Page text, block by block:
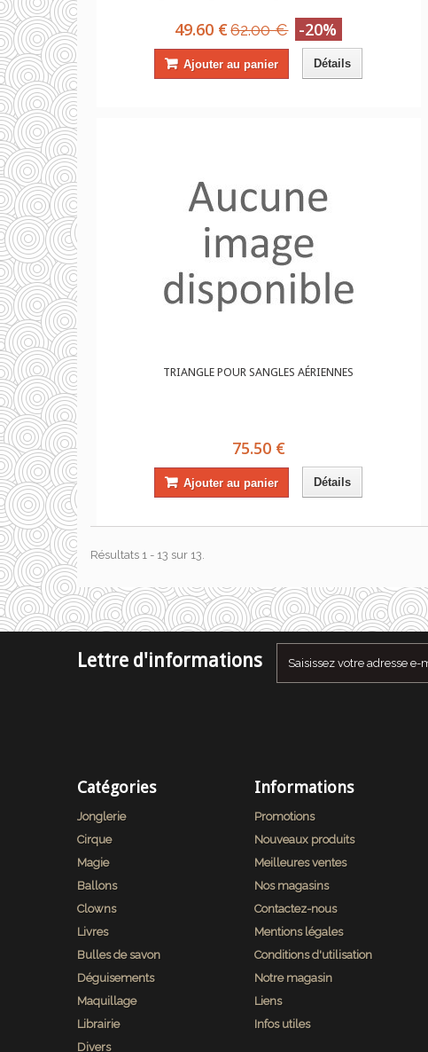
49.60 €62.00 € -20%
Ajouter au panier Détails
TRIANGLE POUR SANGLES AÉRIENNES
75.50 €
Ajouter au panier Détails
Résultats 1 - 13 sur 13.
Lettre d'informations
Catégories
Jonglerie
Cirque
Magie
Ballons
Clowns
Livres
Bulles de savon
Déguisements
Maquillage
Librairie
Divers
Informations
Promotions
Nouveaux produits
Meilleures ventes
Nos magasins
Contactez-nous
Mentions légales
Conditions d'utilisation
Notre magasin
Liens
Infos utiles